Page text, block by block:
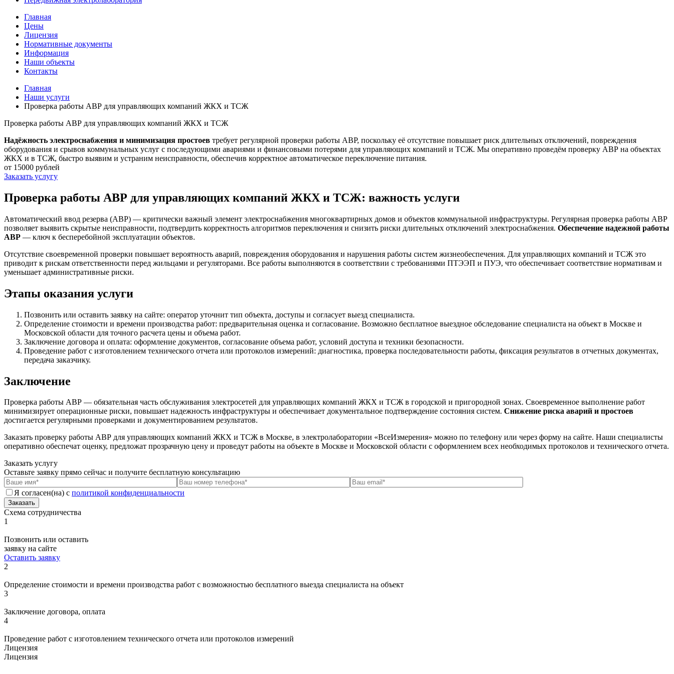
Главная
Цены
Лицензия
Нормативные документы
Информация
Наши объекты
Контакты
Главная
Наши услуги
Проверка работы АВР для управляющих компаний ЖКХ и ТСЖ
Проверка работы АВР для управляющих компаний ЖКХ и ТСЖ
Надёжность электроснабжения и минимизация простоев требует регулярной проверки работы АВР, поскольку её отсутствие повышает риск длительных отключений, повреждения
оборудования и срывов коммунальных услуг с последующими авариями и финансовыми потерями для управляющих компаний и ТСЖ. Мы оперативно проведём проверку АВР на объектах
ЖКХ и в ТСЖ, быстро выявим и устраним неисправности, обеспечив корректное автоматическое переключение питания.
от 15000 рублей
Заказать услугу
Проверка работы АВР для управляющих компаний ЖКХ и ТСЖ: важность услуги
Автоматический ввод резерва (АВР) — критически важный элемент электроснабжения многоквартирных домов и объектов коммунальной инфраструктуры. Регулярная проверка работы АВР
позволяет выявить скрытые неисправности, подтвердить корректность алгоритмов переключения и снизить риски длительных отключений электроснабжения. Обеспечение надежной работы
АВР — ключ к бесперебойной эксплуатации объектов.
Отсутствие своевременной проверки повышает вероятность аварий, повреждения оборудования и нарушения работы систем жизнеобеспечения. Для управляющих компаний и ТСЖ это
приводит к рискам ответственности перед жильцами и регуляторами. Все работы выполняются в соответствии с требованиями ПТЭЭП и ПУЭ, что обеспечивает соответствие нормативам и
уменьшает административные риски.
Этапы оказания услуги
Позвонить или оставить заявку на сайте: оператор уточнит тип объекта, доступы и согласует выезд специалиста.
Определение стоимости и времени производства работ: предварительная оценка и согласование. Возможно бесплатное выездное обследование специалиста на объект в Москве и
Московской области для точного расчета цены и объема работ.
Заключение договора и оплата: оформление документов, согласование объема работ, условий доступа и техники безопасности.
Проведение работ с изготовлением технического отчета или протоколов измерений: диагностика, проверка последовательности работы, фиксация результатов в отчетных документах,
передача заказчику.
Заключение
Проверка работы АВР — обязательная часть обслуживания электросетей для управляющих компаний ЖКХ и ТСЖ в городской и пригородной зонах. Своевременное выполнение работ
минимизирует операционные риски, повышает надежность инфраструктуры и обеспечивает документальное подтверждение состояния систем. Снижение риска аварий и простоев
достигается регулярными проверками и документированием результатов.
Заказать проверку работы АВР для управляющих компаний ЖКХ и ТСЖ в Москве, в электролаборатории «ВсеИзмерения» можно по телефону или через форму на сайте. Наши специалисты
оперативно обеспечат оценку, предложат прозрачную цену и проведут работы на объекте в Москве и Московской области с оформлением всех необходимых протоколов и технического отчета.
Заказать услугу
Оставьте заявку прямо сейчас и получите бесплатную консультацию
Я согласен(на) с политикой конфиденциальности
Заказать
Схема сотрудничества
1
Позвонить или оставить
заявку на сайте
Оставить заявку
2
Определение стоимости и времени производства работ с возможностью бесплатного выезда специалиста на объект
3
Заключение договора, оплата
4
Проведение работ с изготовлением технического отчета или протоколов измерений
Лицензия
Лицензия